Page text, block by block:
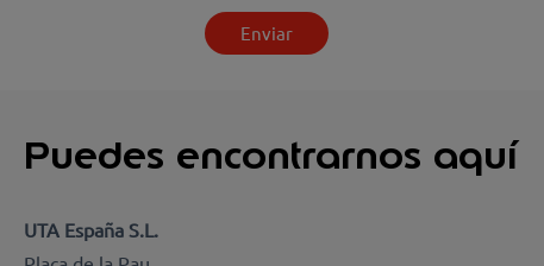
Puedes encontrarnos aquí
UTA España S.L.